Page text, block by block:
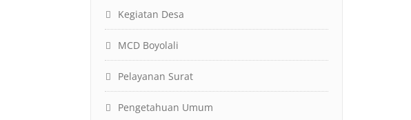
Kegiatan Desa
MCD Boyolali
Pelayanan Surat
Pengetahuan Umum